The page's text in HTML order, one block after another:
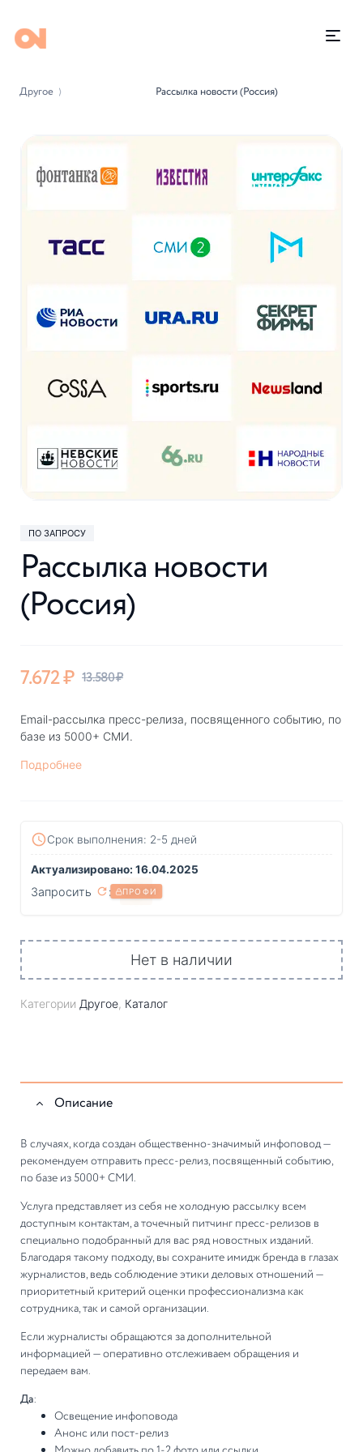
Другое ⟩ Рассылка новости (Россия)
ПО ЗАПРОСУ
Рассылка новости
(Россия)
13.580₽
7.672₽
Email-рассылка пресс-релиза, посвященного событию, по
базе из 5000+ СМИ.
Подробнее
Срок выполнения: 2-5 дней
Актуализировано: 16.04.2025
Запросить : ?
ПРОФИ
Нет в наличии
Категории Другое, Каталог
Описание
В случаях, когда создан общественно-значимый инфоповод —
рекомендуем отправить пресс-релиз, посвященный событию,
по базе из 5000+ СМИ.
Услуга представляет из себя не холодную рассылку всем
доступным контактам, а точечный питчинг пресс-релизов в
специально подобранный для вас ряд новостных изданий.
Благодаря такому подходу, вы сохраните имидж бренда в глазах
журналистов, ведь соблюдение этики деловых отношений —
приоритетный критерий оценки профессионализма как
сотрудника, так и самой организации.
Если журналисты обращаются за дополнительной
информацией — оперативно отслеживаем обращения и
передаем вам.
Да:
Освещение инфоповода
Анонс или пост-релиз